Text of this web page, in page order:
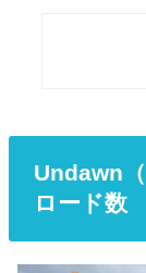
Undawn
ロード数